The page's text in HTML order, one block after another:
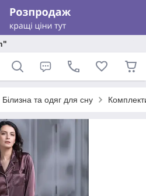
Білизна та одяг для сну